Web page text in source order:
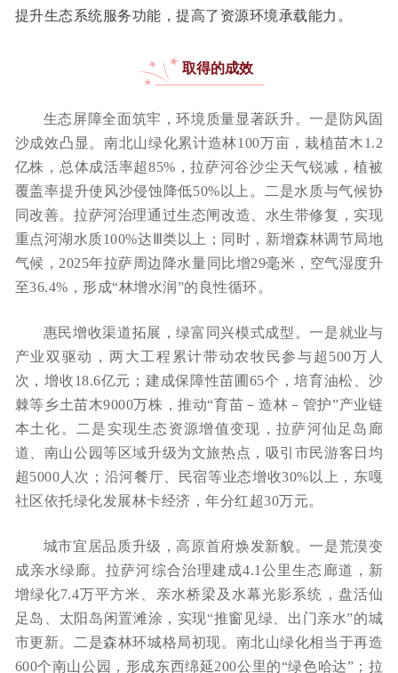
提升生态系统服务功能，提高了资源环境承载能力。
取得的成效
生态屏障全面筑牢，环境质量显著跃升。一是防风固
沙成效凸显。南北山绿化累计造林100万亩，栽植苗木1.2
亿株，总体成活率超85%，拉萨河谷沙尘天气锐减，植被
覆盖率提升使风沙侵蚀降低50%以上。二是水质与气候协
同改善。拉萨河治理通过生态闸改造、水生带修复，实现
重点河湖水质100%达Ⅲ类以上；同时，新增森林调节局地
气候，2025年拉萨周边降水量同比增29毫米，空气湿度升
至36.4%，形成“林增水润”的良性循环。
惠民增收渠道拓展，绿富同兴模式成型。一是就业与
产业双驱动，两大工程累计带动农牧民参与超500万人
次，增收18.6亿元；建成保障性苗圃65个，培育油松、沙
棘等乡土苗木9000万株，推动“育苗－造林－管护”产业链
本土化。二是实现生态资源增值变现，拉萨河仙足岛廊
道、南山公园等区域升级为文旅热点，吸引市民游客日均
超5000人次；沿河餐厅、民宿等业态增收30%以上，东嘎
社区依托绿化发展林卡经济，年分红超30万元。
城市宜居品质升级，高原首府焕发新貌。一是荒漠变
成亲水绿廊。拉萨河综合治理建成4.1公里生态廊道，新
增绿化7.4万平方米、亲水桥梁及水幕光影系统，盘活仙
足岛、太阳岛闲置滩涂，实现“推窗见绿、出门亲水”的城
市更新。二是森林环城格局初现。南北山绿化相当于再造
600个南山公园，形成东西绵延200公里的“绿色哈达”；拉